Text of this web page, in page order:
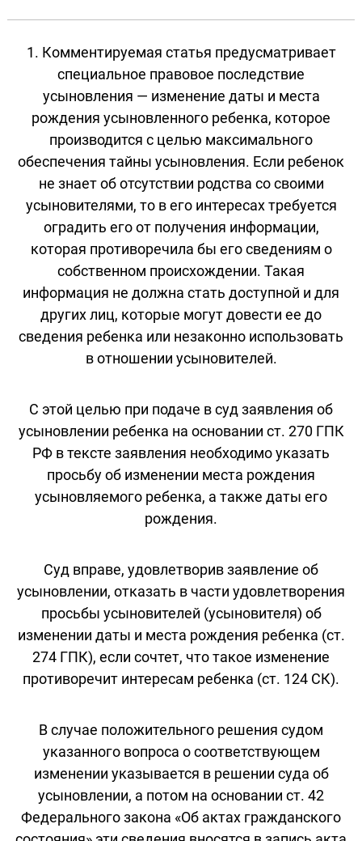
1. Комментируемая статья предусматривает
специальное правовое последствие
усыновления — изменение даты и места
рождения усыновленного ребенка, которое
производится с целью максимального
обеспечения тайны усыновления. Если ребенок
не знает об отсутствии родства со своими
усыновителями, то в его интересах требуется
оградить его от получения информации,
которая противоречила бы его сведениям о
собственном происхождении. Такая
информация не должна стать доступной и для
других лиц, которые могут довести ее до
сведения ребенка или незаконно использовать
в отношении усыновителей.
С этой целью при подаче в суд заявления об
усыновлении ребенка на основании ст. 270 ГПК
РФ в тексте заявления необходимо указать
просьбу об изменении места рождения
усыновляемого ребенка, а также даты его
рождения.
Суд вправе, удовлетворив заявление об
усыновлении, отказать в части удовлетворения
просьбы усыновителей (усыновителя) об
изменении даты и места рождения ребенка (ст.
274 ГПК), если сочтет, что такое изменение
противоречит интересам ребенка (ст. 124 СК).
В случае положительного решения судом
указанного вопроса о соответствующем
изменении указывается в решении суда об
усыновлении, а потом на основании ст. 42
Федерального закона «Об актах гражданского